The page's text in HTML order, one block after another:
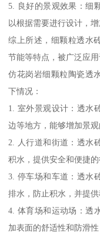
5. 良好的景观效果：细
以根据需要进行设计，
综上所述，细颗粒透水
节能等特点，被广泛应
仿花岗岩细颗粒陶瓷透
下情况：
1. 室外景观设计：透水
边等地方，能够增加景观
2. 人行道和街道：透水
积水，提供安全和便捷的
3. 停车场和车道：透水
排水，防止积水，并提供
4. 体育场和运动场：透
加表面的舒适性和防滑